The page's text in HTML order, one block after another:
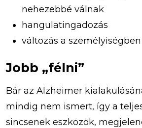
nehezebbé válnak
hangulatingadozás
változás a személyiségben
Jobb „félni”
Bár az Alzheimer
mindig nem ismert, így a
sincsenek eszközök,